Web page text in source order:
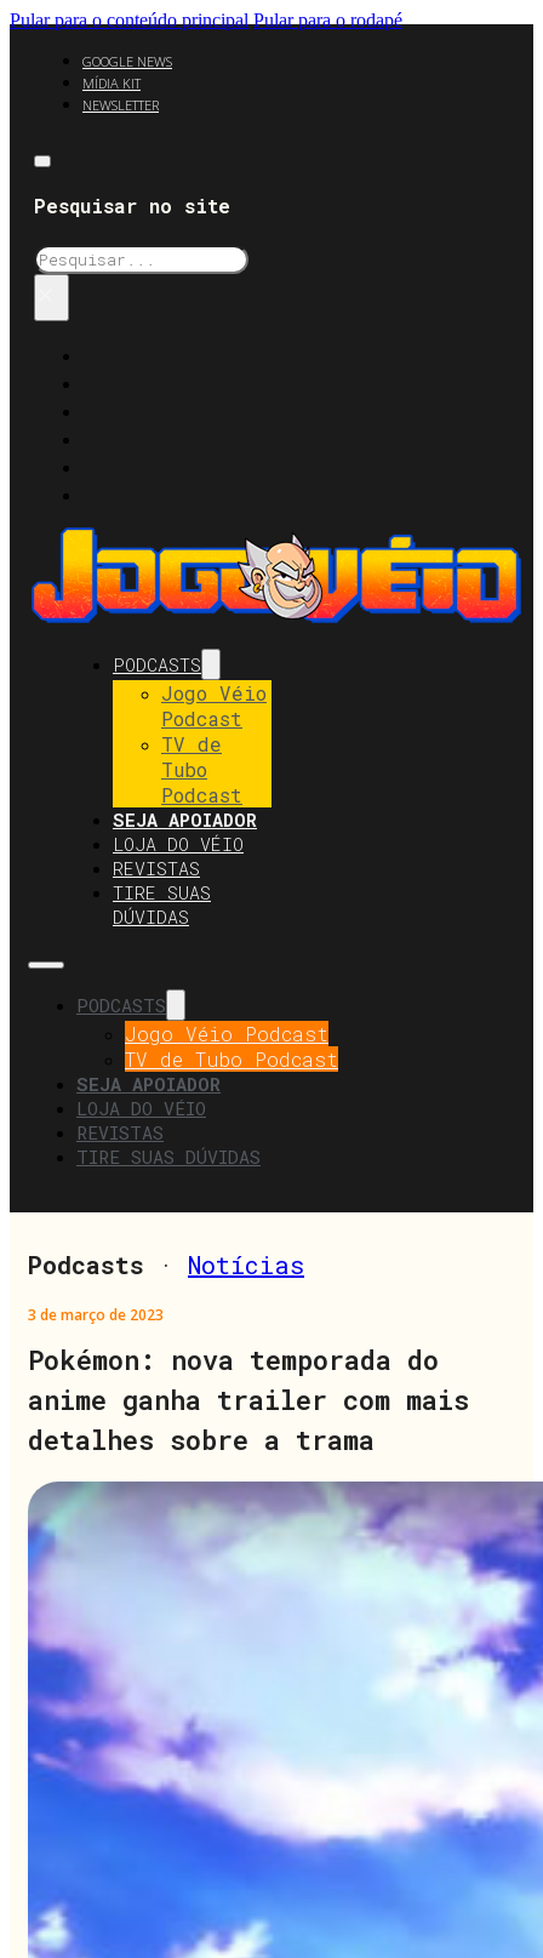
Pular para o conteúdo principal Pular para o rodapé
GOOGLE NEWS
MÍDIA KIT
NEWSLETTER
Pesquisar no site
Pesquisar
PODCASTS
Jogo Véio
Podcast
TV de
Tubo
Podcast
SEJA APOIADOR
LOJA DO VÉIO
REVISTAS
TIRE SUAS
DÚVIDAS
PODCASTS
Jogo Véio Podcast
TV de Tubo Podcast
SEJA APOIADOR
LOJA DO VÉIO
REVISTAS
TIRE SUAS DÚVIDAS
Podcasts · Notícias
3 de março de 2023
Pokémon: nova temporada do
anime ganha trailer com mais
detalhes sobre a trama